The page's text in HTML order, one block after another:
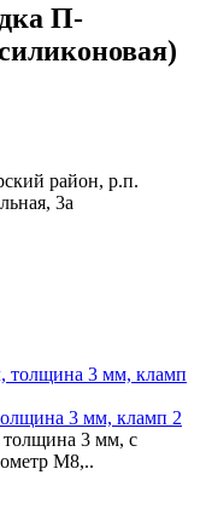
П-
район, р.п.
3а
3 мм, кламп 2
толщина 3 мм, с
М8,..